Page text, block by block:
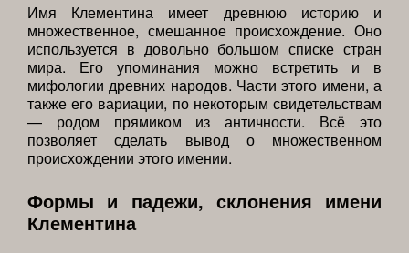
Имя Клементина имеет древнюю историю и
множественное, смешанное происхождение. Оно
используется в довольно большом списке стран
мира. Его упоминания можно встретить и в
мифологии древних народов. Части этого имени, а
также его вариации, по некоторым свидетельствам
— родом прямиком из античности. Всё это
позволяет сделать вывод о множественном
происхождении этого имении.
Формы и падежи, склонения имени
Клементина